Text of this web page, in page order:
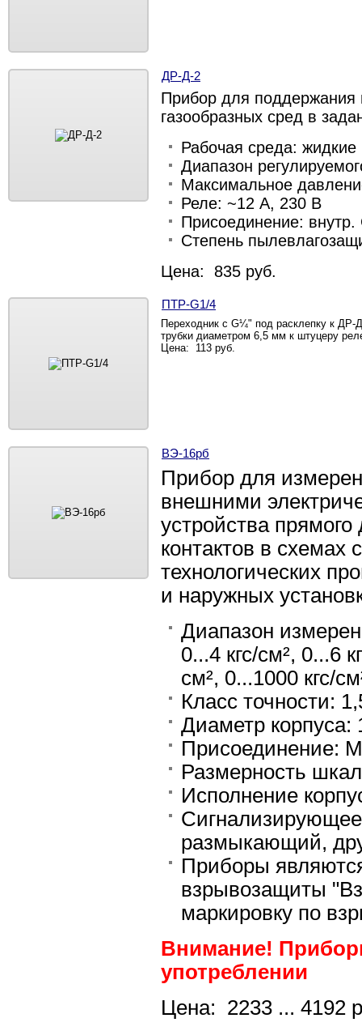
ДР-Д-2
Прибор для поддержания
газообразных сред в
Рабочая среда:
Диапазон
Максимальное
Реле: ~12 А, 230 В
Присоединение:
Степень
Цена: 835 руб.
ПТР-G1/4
Переходник с G¼" под расклепку к
трубки диаметром 6,5 мм к штуцеру
Цена: 113 руб.
ВЭ-16рб
Прибор для
внешними
устройства
контактов в схемах
технологических
и наружных
Диапазон
0...4 кгс/см², 0...6
см², 0...1000 кгс/
Класс точности:
Диаметр корпуса:
Присоединение:
Размерность
Исполнение
Сигнализирующее
размыкающий,
Приборы
взрывозащиты
маркировку по
Внимание!
употреблении
Цена: 2233 ... 4192